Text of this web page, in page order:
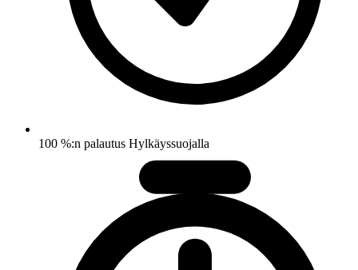
100 %:n palautus Hylkäyssuojalla